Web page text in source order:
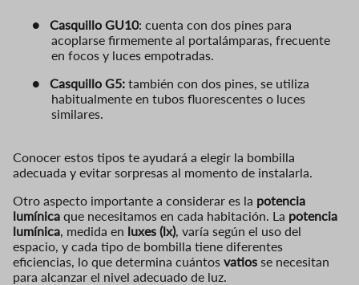
● Casquillo GU10: cuenta con dos pines para
acoplarse firmemente al portalámparas, frecuente
en focos y luces empotradas.
●
Casquillo G5: también con dos pines, se utiliza
habitualmente en tubos fluorescentes o luces
similares.
Conocer estos tipos te ayudará a elegir la bombilla
adecuada y evitar sorpresas al momento de instalarla.
Otro aspecto importante a considerar es la potencia
lumínica que necesitamos en cada habitación. La potencia
lumínica , medida en luxes (lx), varía según el uso del
espacio, y cada tipo de bombilla tiene diferentes
eficiencias, lo que determina cuántos vatios se necesitan
para alcanzar el nivel adecuado de luz.